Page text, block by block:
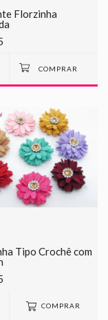
Florzinha
Tipo Crochê com
COMPRAR